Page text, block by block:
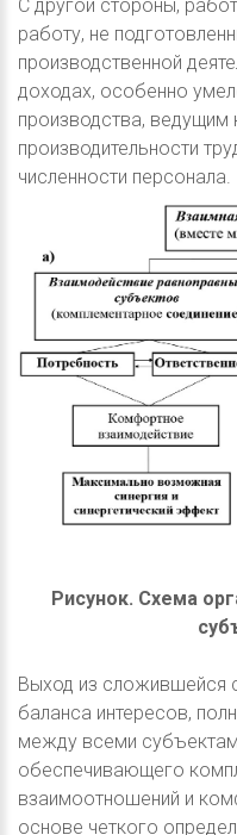
С другой стороны,
работу, не
производственной
доходах, особенно
производства,
производительности
численности персонала.
Рисунок. Схема
Выход из сложившейся
баланса интересов,
между всеми
обеспечивающего
взаимоотношений и
основе четкого